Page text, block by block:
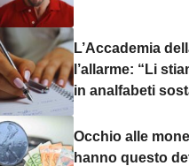
L’Accademia
l’allarme: “Li
in analfabeti
Occhio alle
hanno questo